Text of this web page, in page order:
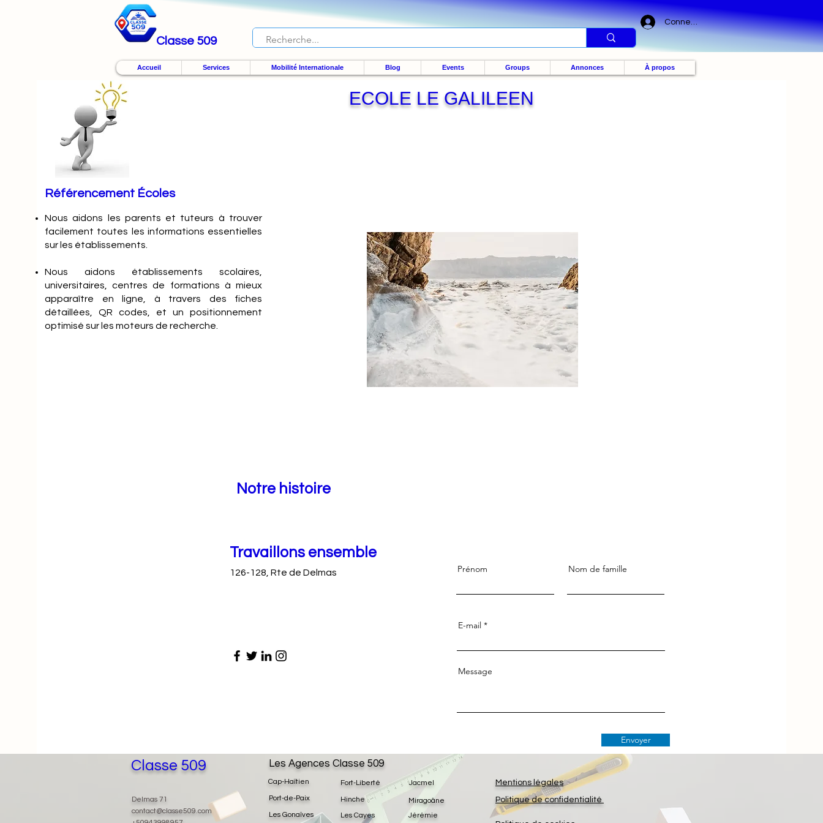
Classe 509
Connexion
Accueil Services Mobilité Internationale Blog Events Groups Annonces À propos
Référencement Écoles
Nousaidons les parents et tuteurs à trouver
facilement toutes les informations essentielles
sur les établissements.
Nous aidons établissements scolaires,
universitaires, centres de formations à mieux
apparaître en ligne, à travers des fiches
détaillées, QR codes, et un positionnement
optimisé sur les moteurs de recherche.
ECOLE LE GALILEEN
Notre histoire
Travaillons ensemble
126-128, Rte de Delmas Prénom Nom de famille
E-mail
Message
Envoyer
Classe 509
Delmas 71
contact@classe509.com
Fort-Liberté
Hinche
Les Cayes
Jacmel
Jérémie
Miragoâne
Les Agences Classe 509
Cap-Haïtien
Port-de-Paix
Les Gonaïves
Mentions légales
Politique de confidentialité